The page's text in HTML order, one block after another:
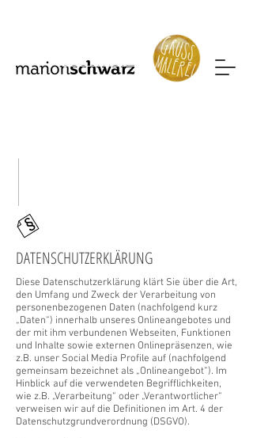
Mehr sehen
DATENSCHUTZERKLÄRUNG
Diese Datenschutzerklärung klärt Sie über die Art,
den Umfang und Zweck der Verarbeitung von
personenbezogenen Daten (nachfolgend kurz
„Daten“) innerhalb unseres Onlineangebotes und
der mit ihm verbundenen Webseiten, Funktionen
und Inhalte sowie externen Onlinepräsenzen, wie
z.B. unser Social Media Profile auf (nachfolgend
gemeinsam bezeichnet als „Onlineangebot“). Im
Hinblick auf die verwendeten Begrifflichkeiten,
wie z.B. „Verarbeitung“ oder „Verantwortlicher“
verweisen wir auf die Definitionen im Art. 4 der
Datenschutzgrundverordnung (DSGVO).